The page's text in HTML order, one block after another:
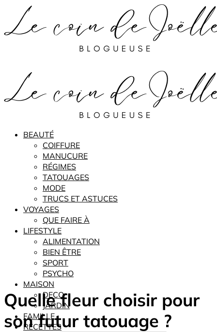
BEAUTÉ
COIFFURE
MANUCURE
RÉGIMES
TATOUAGES
MODE
TRUCS ET ASTUCES
VOYAGES
QUE FAIRE À
LIFESTYLE
ALIMENTATION
BIEN ÊTRE
SPORT
PSYCHO
MAISON
DECO
JARDIN
FAMILLE
RECETTES
Quelle fleur choisir pour
son futur tatouage ?